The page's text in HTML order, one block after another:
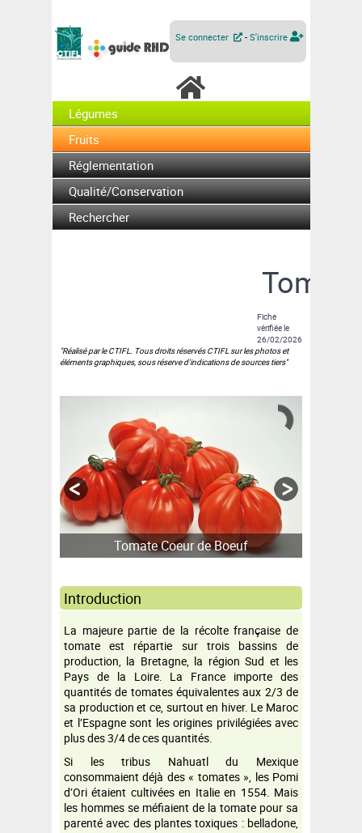
Se connecter - S'inscrire
Légumes
Fruits
Réglementation
Qualité/Conservation
Rechercher
Tomate
Fiche
vérifiée le
26/02/2026
"Réalisé par le CTIFL. Tous droits réservés CTIFL sur les photos et
éléments graphiques, sous réserve d'indications de sources tiers"
Tomate Coeur de Boeuf
Introduction
La majeure partie de la récolte française de
tomate est répartie sur trois bassins de
production, la Bretagne, la région Sud et les
Pays de la Loire. La France importe des
quantités de tomates équivalentes aux 2/3 de
sa production et ce, surtout en hiver. Le Maroc
et l’Espagne sont les origines privilégiées avec
plus des 3/4 de ces quantités.
Si les tribus Nahuatl du Mexique
consommaient déjà des « tomates », les Pomi
d’Ori étaient cultivées en Italie en 1554. Mais
les hommes se méfiaient de la tomate pour sa
parenté avec des plantes toxiques : belladone,